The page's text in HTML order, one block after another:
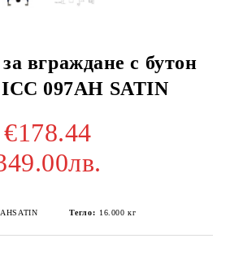
вграждане с бутон
097AH SATIN
€178.44
Тегло: 16.000 кг